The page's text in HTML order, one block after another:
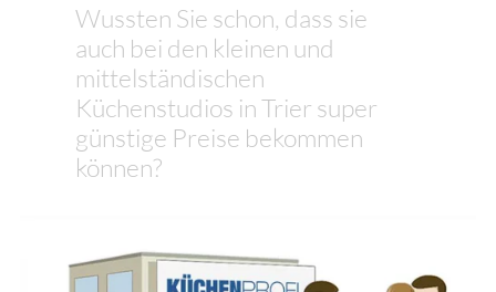
Wussten Sie schon, dass sie
auch bei den kleinen und
mittelständischen
Küchenstudios in Trier super
günstige Preise bekommen
können?